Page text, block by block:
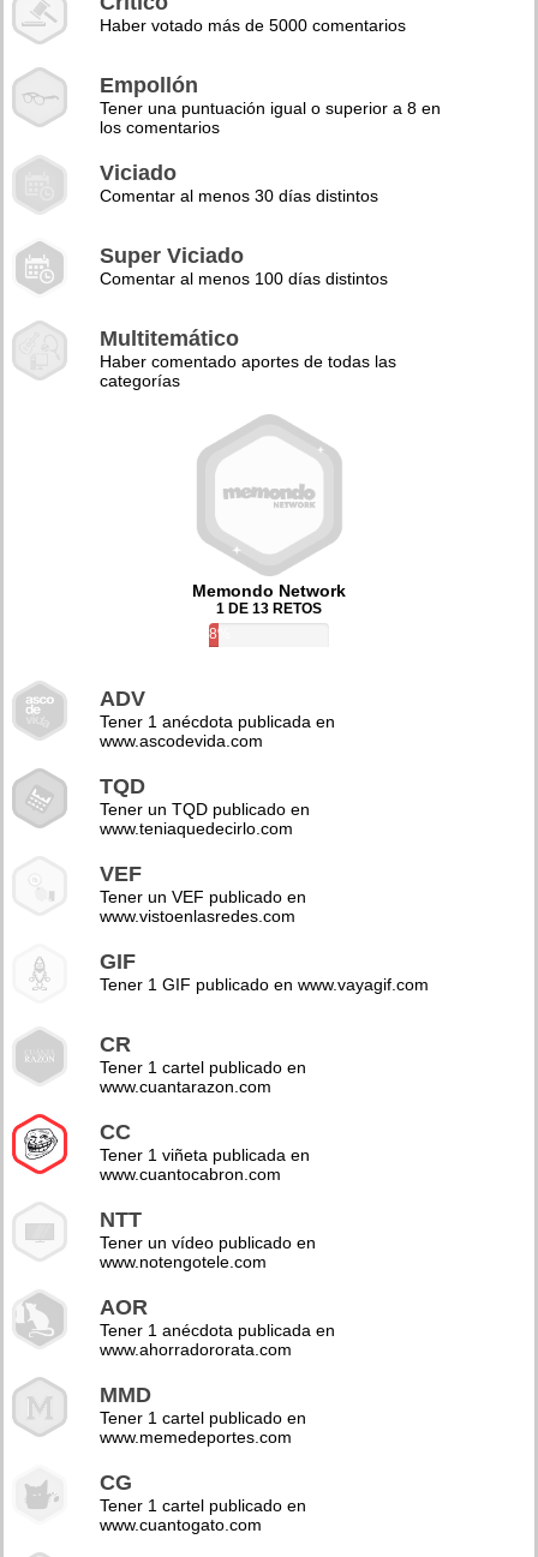
Haber votado más de 5000 comentarios
Empollón
Tener una puntuación igual o superior a 8 en
los comentarios
Viciado
Comentar al menos 30 días distintos
Super Viciado
Comentar al menos 100 días distintos
Multitemático
Haber comentado aportes de todas las
categorías
Memondo Network
1 DE 13 RETOS
8%
ADV
Tener 1 anécdota publicada en
www.ascodevida.com
TQD
Tener un TQD publicado en
www.teniaquedecirlo.com
VEF
Tener un VEF publicado en
www.vistoenlasredes.com
GIF
Tener 1 GIF publicado en www.vayagif.com
CR
Tener 1 cartel publicado en
www.cuantarazon.com
CC
Tener 1 viñeta publicada en
www.cuantocabron.com
NTT
Tener un vídeo publicado en
www.notengotele.com
AOR
Tener 1 anécdota publicada en
www.ahorradororata.com
MMD
Tener 1 cartel publicado en
www.memedeportes.com
CG
Tener 1 cartel publicado en
www.cuantogato.com